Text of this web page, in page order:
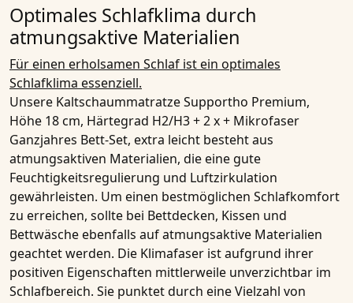
Optimales Schlafklima durch
atmungsaktive Materialien
Für einen erholsamen Schlaf ist ein optimales
Schlafklima essenziell.
Unsere Kaltschaummatratze Supportho Premium,
Höhe 18 cm, Härtegrad H2/H3 + 2 x + Mikrofaser
Ganzjahres Bett-Set, extra leicht besteht aus
atmungsaktiven Materialien, die eine gute
Feuchtigkeitsregulierung und Luftzirkulation
gewährleisten. Um einen bestmöglichen Schlafkomfort
zu erreichen, sollte bei Bettdecken, Kissen und
Bettwäsche ebenfalls aufatmungsaktive Materialien
geachtet werden. Die Klimafaser ist aufgrund ihrer
positiven Eigenschaften mittlerweile unverzichtbar im
Schlafbereich. Sie punktet durch eine Vielzahl von